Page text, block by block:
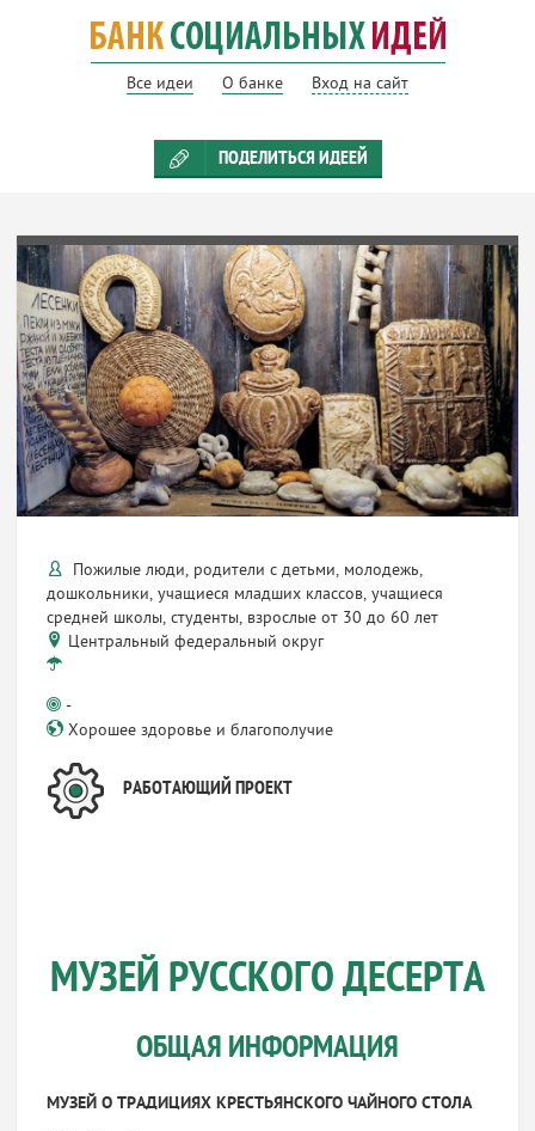
Все идеи О банке Вход на сайт
ПОДЕЛИТЬСЯ ИДЕЕЙ
Пожилые люди, родители с детьми, молодежь,
дошкольники, учащиеся младших классов, учащиеся
средней школы, студенты, взрослые от 30 до 60 лет
Центральный федеральный округ
-
Хорошее здоровье и благополучие
РАБОТАЮЩИЙ ПРОЕКТ
МУЗЕЙ РУССКОГО ДЕСЕРТА
ОБЩАЯ ИНФОРМАЦИЯ
МУЗЕЙ О ТРАДИЦИЯХ КРЕСТЬЯНСКОГО ЧАЙНОГО СТОЛА